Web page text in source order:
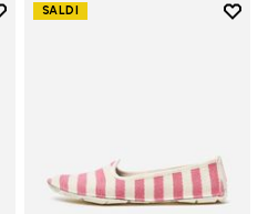
to wishlist
SALDI
Add